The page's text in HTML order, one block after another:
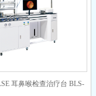
耳鼻喉检查治疗台 BLS-